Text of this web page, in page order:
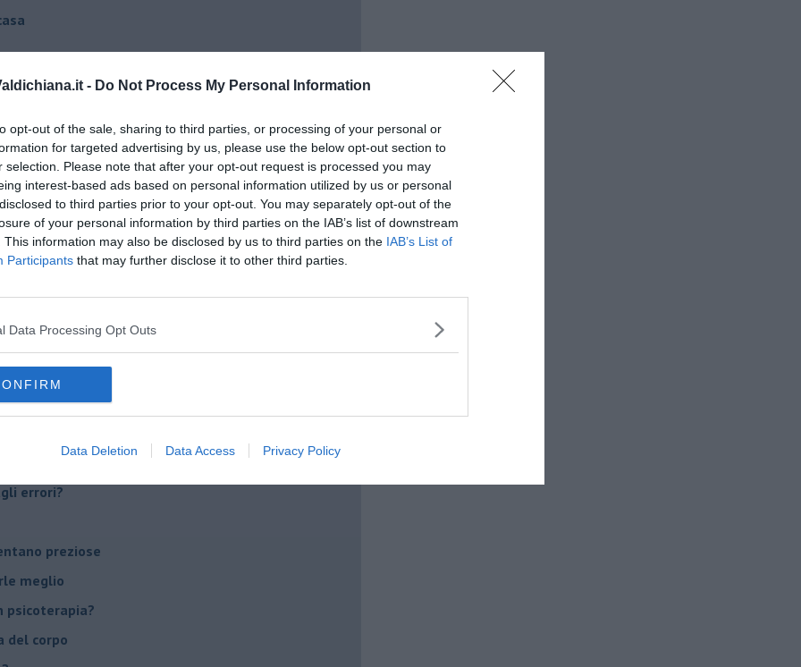
- Do Not Process My Personal Information
opt-out of the sale, sharing to third parties, or processing of your personal or
for targeted advertising by us, please use the below opt-out section to
selection. Please note that after your opt-out request is processed you may
interest-based ads based on personal information utilized by us or personal
to third parties prior to your opt-out. You may separately opt-out of the
of your personal information by third parties on the IAB’s list of downstream
This information may also be disclosed by us to third parties on the IAB’s List of
Participants that may further disclose it to other third parties.
Data Processing Opt Outs
Data Deletion Data Access Privacy Policy
è fondamentale
il tuo tempo
madre!
supereroi?
di dire la loro
diventa un peso
errori?
preziose
meglio
psicoterapia?
del corpo